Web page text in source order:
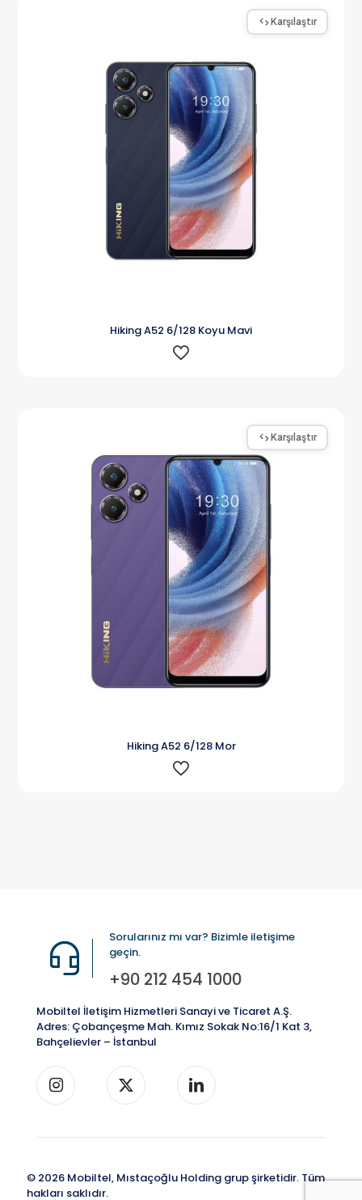
Karşılaştır
Hiking A52 6/128 Koyu Mavi
Karşılaştır
Hiking A52 6/128 Mor
Sorularınız mı var? Bizimle iletişime
geçin.
+90 212 454 1000
Mobiltel İletişim Hizmetleri Sanayi ve Ticaret A.Ş.
Adres: Çobançeşme Mah. Kımız Sokak No:16/1 Kat 3,
Bahçelievler – İstanbul
© 2026 Mobiltel, Mıstaçoğlu Holding grup şirketidir. Tüm
hakları saklıdır.